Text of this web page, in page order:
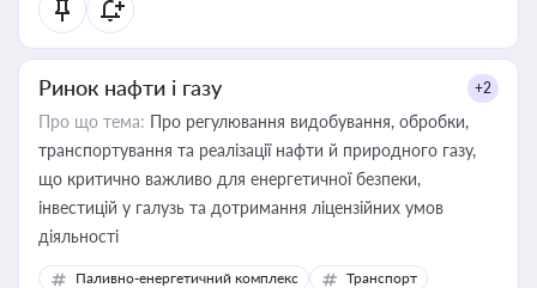
Ринок нафти і газу +2
Про що тема: Про регулювання видобування, обробки,
транспортування та реалізації нафти й природного газу,
що критично важливо для енергетичної безпеки,
інвестицій у галузь та дотримання ліцензійних умов
діяльності
Паливно-енергетичний комплекс
Транспорт